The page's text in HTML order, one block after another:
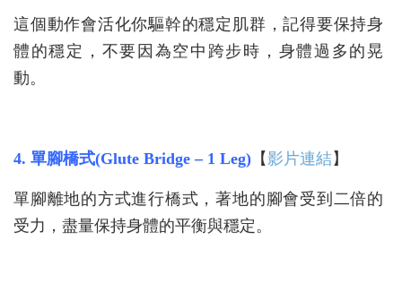
這個動作會活化你驅幹的穩定肌群，記得要保持身
體的穩定，不要因為空中跨步時，身體過多的晃
動。
4. 單腳橋式(Glute Bridge – 1 Leg) 【影片連結 】
單腳離地的方式進行橋式，著地的腳會受到二倍的
受力，盡量保持身體的平衡與穩定。